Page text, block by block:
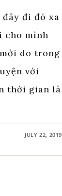
đi đó xa
cho mình
do trong
với
thời gian là
JULY 22, 2019